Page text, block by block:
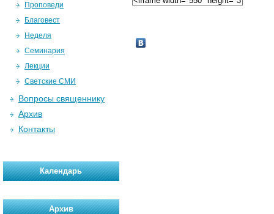
Проповеди
Благовест
Неделя
Семинария
Лекции
Светские СМИ
Вопросы священнику
Архив
Контакты
Календарь
Архив